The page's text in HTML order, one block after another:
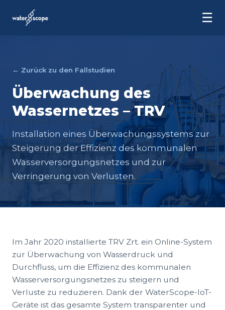
☰
← Zurück zu den Fallstudien
Überwachung des
Wassernetzes – TRV
Installation eines Überwachungssystems zur
Steigerung der Effizienz des kommunalen
Wasserversorgungsnetzes und zur
Verringerung von Verlusten.
Im Jahr 2020 installierte TRV Zrt. ein Online-System
zur Überwachung von Wasserdruck und
Durchfluss, um die Effizienz des kommunalen
Wasserversorgungsnetzes zu steigern und
Verluste zu reduzieren. Dank der WaterScope-IoT-
Geräte ist das gesamte System transparenter und